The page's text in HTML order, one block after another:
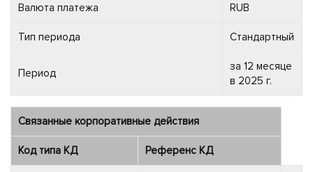
Валюта платежа RUB
Тип периода Стандартный
Период
за 12 месяце
в 2025 г.
Связанные корпоративные действия
Код типа КД Референс КД